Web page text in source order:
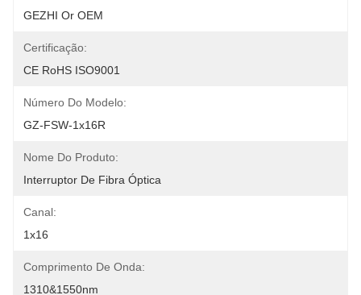
GEZHI Or OEM
Certificação:
CE RoHS ISO9001
Número Do Modelo:
GZ-FSW-1x16R
Nome Do Produto:
Interruptor De Fibra Óptica
Canal:
1x16
Comprimento De Onda:
1310&1550nm